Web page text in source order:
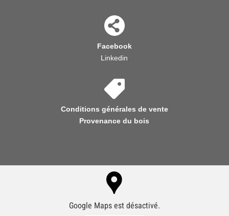
Facebook
Linkedin
Conditions générales de vente
Provenance du bois
Google Maps est désactivé.